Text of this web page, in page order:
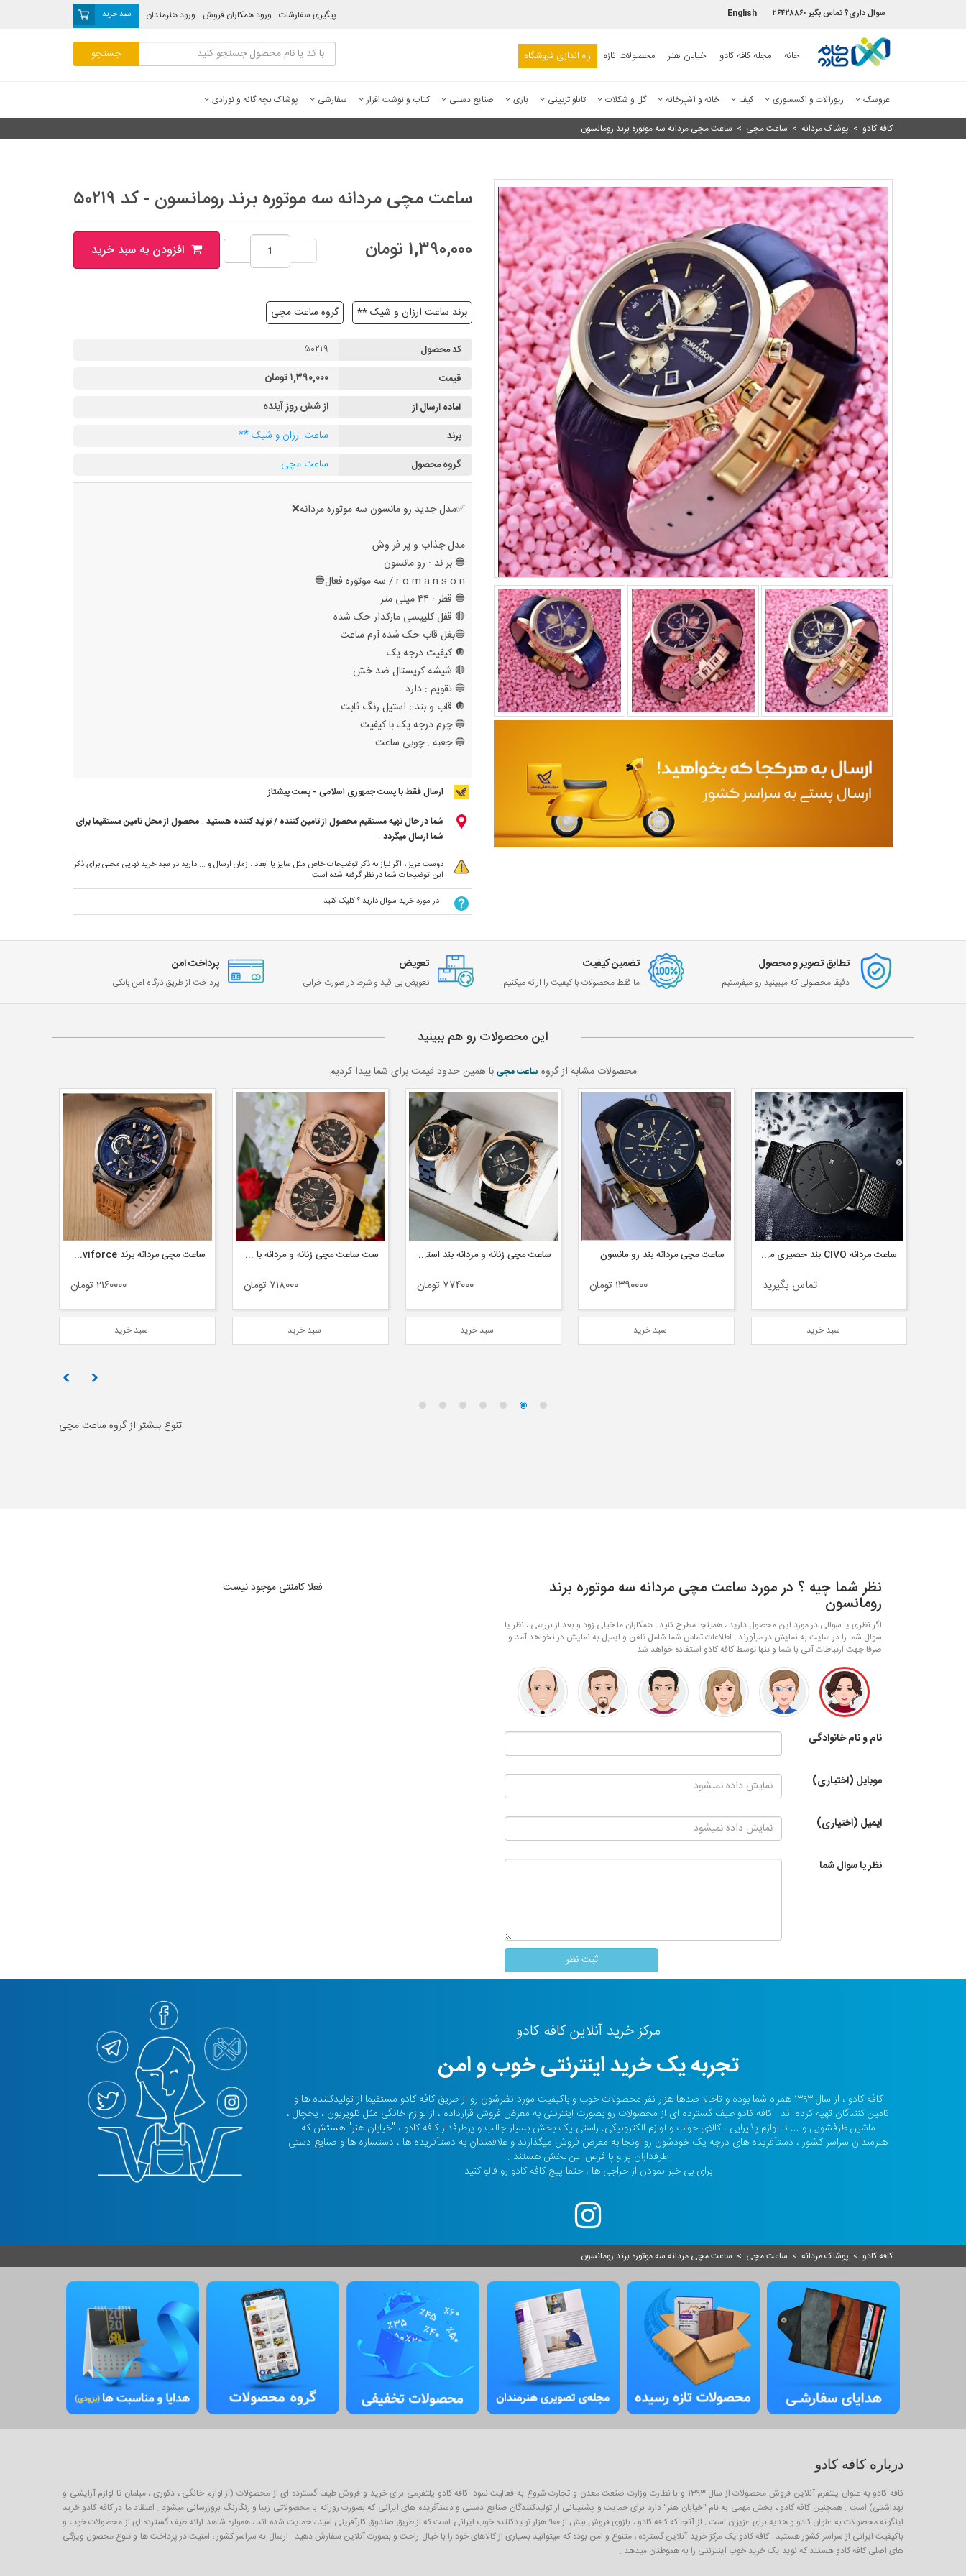
سبد خرید ورود هنرمندان ورود همکاران فروش پیگیری سفارشات سوال داری؟ تماس بگیر ۲۶۴۲۸۸۶۰ English
خانه مجله کافه کادو خیابان هنر محصولات تازه راه اندازی فروشگاه
عروسک زیورآلات و اکسسوری کیف خانه و آشپزخانه گل و شکلات تابلو تزیینی بازی صنایع دستی کتاب و نوشت افزار سفارشی
پوشاک بچه گانه و نوزادی
کافه کادو > پوشاک مردانه > ساعت مچی > ساعت مچی مردانه سه موتوره برند رومانسون
ساعت مچی مردانه سه موتوره برند رومانسون - کد ۵۰۲۱۹
افزودن به سبد خرید ۱,۳۹۰,۰۰۰ تومان
برند ساعت ارزان و شیک ** گروه ساعت مچی
کد محصول ۵۰۲۱۹
قیمت ۱,۳۹۰,۰۰۰ تومان
آماده ارسال از از شش روز آینده
برند ساعت ارزان و شیک **
گروه محصول ساعت مچی
✅مدل جدید رو مانسون سه موتوره مردانه❌
مدل جذاب و پر فر وش
🔵 بر ند : رو مانسون
r o m a n s o n / سه موتوره فعال🔵
🔵 قطر : ۴۴ میلی متر
🔴 قفل کلیپسی مارکدار حک شده
🔵بغل قاب حک شده آرم ساعت
🔘 کیفیت درجه یک
🔴 شیشه کریستال ضد خش
🔵 تقویم : دارد
🔘 قاب و بند : استیل رنگ ثابت
🔵 چرم درجه یک با کیفیت
🔵 جعبه : چوبی ساعت
ارسال فقط با پست جمهوری اسلامی - پست پیشتاز
شما در حال تهیه مستقیم محصول از تامین کننده / تولید کننده هستید . محصول از محل تامین مستقیما برای
شما ارسال میگردد .
دوست عزیز ، اگر نیاز به ذکر توضیحات خاص مثل سایز یا ابعاد ، زمان ارسال و ... دارید در سبد خرید نهایی محلی برای ذکر
این توضیحات شما در نظر گرفته شده است
در مورد خرید سوال دارید ؟ کلیک کنید
تطابق تصویر و محصول
دقیقا محصولی که میبینید رو میفرستیم
تضمین کیفیت
ما فقط محصولات با کیفیت را ارائه میکنیم
تعویض
تعویض بی قید و شرط در صورت خرابی
پرداخت امن
پرداخت از طریق درگاه امن بانکی
این محصولات رو هم ببینید
محصولات مشابه از گروه ساعت مچی با همین حدود قیمت برای شما پیدا کردیم
ساعت مردانه CIVO بند حصیری مشکی
تماس بگیرید
سبد خرید
ساعت مچی مردانه بند رو مانسون
۱۳۹۰۰۰۰ تومان
سبد خرید
ساعت مچی زنانه و مردانه بند استیل برند swisland couple
۷۷۴۰۰۰ تومان
سبد خرید
ست ساعت مچی زنانه و مردانه با روز شمار بند چرم مخملی برند هابلوت
۷۱۸۰۰۰ تومان
سبد خرید
ساعت مچی مردانه برند naviforce سه موتوره بند چرم
۲۱۶۰۰۰۰ تومان
سبد خرید
تنوع بیشتر از گروه ساعت مچی
نظر شما چیه ؟ در مورد ساعت مچی مردانه سه موتوره برند
رومانسون
اگر نظری یا سوالی در مورد این محصول دارید ، همینجا مطرح کنید . همکاران ما خیلی زود و بعد از بررسی ، نظر یا
سوال شما را در سایت به نمایش در میآورند . اطلاعات تماس شما شامل تلفن و ایمیل به نمایش در نخواهد آمد و
صرفا جهت ارتباطات آتی با شما و تنها توسط کافه کادو استفاده خواهد شد .
نام و نام خانوادگی
موبایل (اختیاری)
ایمیل (اختیاری)
نظر یا سوال شما
فعلا کامنتی موجود نیست
مرکز خرید آنلاین کافه کادو
تجربه یک خرید اینترنتی خوب و امن
کافه کادو ، از سال ۱۳۹۳ همراه شما بوده و تاحالا صدها هزار نفر محصولات خوب و باکیفیت مورد نظرشون رو از طریق کافه کادو مستقیما از تولیدکننده ها و
تامین کنندگان تهیه کرده اند . کافه کادو طیف گسترده ای از محصولات رو بصورت اینترنتی به معرض فروش قرارداده ، از لوازم خانگی مثل تلویزیون ، یخچال ،
ماشین ظرفشویی و ... تا لوازم پذیرایی ، کالای خواب و لوازم الکترونیکی. راستی یک بخش بسیار جالب و پرطرفدار کافه کادو ، "خیابان هنر" هستش که
هنرمندان سراسر کشور ، دستآفریده های درجه یک خودشون رو اونجا به معرض فروش میگذارند و علاقمندان به دستآفریده ها ، دستسازه ها و صنایع دستی
طرفداران پر و پا قرص این بخش هستند .
برای بی خبر نمودن از حراجی ها ، حتما پیج کافه کادو رو فالو کنید
کافه کادو > پوشاک مردانه > ساعت مچی > ساعت مچی مردانه سه موتوره برند رومانسون
درباره کافه کادو
کافه کادو به عنوان پلتفرم آنلاین فروش محصولات از سال ۱۳۹۳ و با نظارت وزارت صنعت معدن و تجارت شروع به فعالیت نمود. کافه کادو پلتفرمی برای خرید و فروش طیف گسترده ای از محصولات (از لوازم خانگی ، دکوری ، مبلمان تا لوازم آرایشی و
بهداشتی) است . همچنین کافه کادو ، بخش مهمی به نام "خیابان هنر" دارد برای حمایت و پشتیبانی از تولیدکنندگان صنایع دستی و دستآفریده های ایرانی که بصورت روزانه با محصولاتی زیبا و رنگارنگ بروزرسانی میشود . اعتقاد ما در کافه کادو خرید
اینگونه محصولات به عنوان کادو و هدیه برای عزیزان است . از آنجا که کافه کادو ، بازوی فروش بیش از ۹۰۰ هزار تولیدکننده خوب ایرانی است که از طریق صندوق کارآفرینی امید ، حمایت شده اند ، همواره شاهد ارائه طیف گسترده ای از محصولات خوب و
باکیفیت ایرانی از سراسر کشور هستید . کافه کادو یک مرکز خرید آنلاین گسترده ، متنوع و امن بوده که میتوانید بسیاری از کالاهای خود را با خیال راحت و بصورت آنلاین سفارش دهید . ارسال به سراسر کشور ، امنیت در پرداخت ها و تنوع محصول ویژگی
های اصلی کافه کادو هستند که نوید یک خرید خوب اینترنتی را به هموطنان میدهد .